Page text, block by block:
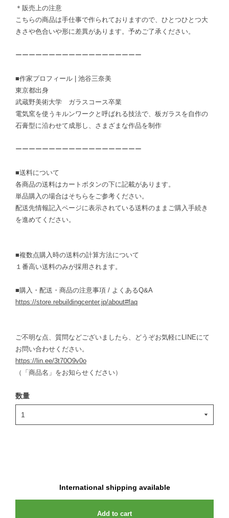
＊販売上の注意
こちらの商品は手仕事で作られておりますので、ひとつひとつ大
きさや色合いや形に差異があります。予めご了承ください。
ーーーーーーーーーーーーーーーーーーー
■作家プロフィール | 池谷三奈美
東京都出身
武蔵野美術大学 ガラスコース卒業
電気窯を使うキルンワークと呼ばれる技法で、板ガラスを自作の
石膏型に沿わせて成形し、さまざまな作品を制作
ーーーーーーーーーーーーーーーーーーー
■送料について
各商品の送料はカートボタンの下に記載があります。
単品購入の場合はそちらをご参考ください。
配送先情報記入ページに表示されている送料のままご購入手続き
を進めてください。
■複数点購入時の送料の計算方法について
１番高い送料のみが採用されます。
■購入・配送・商品の注意事項 / よくあるQ&A
https://store.rebuildingcenter.jp/about#faq
ご不明な点、質問などございましたら、どうぞお気軽にLINEにて
お問い合わせください。
https://lin.ee/3t70O9v0o
（「商品名」をお知らせください）
数量
International shipping available
Add to cart